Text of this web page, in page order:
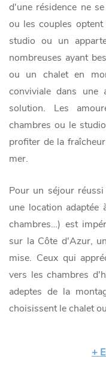
d'une résidence ne
ou les couples
studio ou un
nombreuses ayant
ou un chalet en
conviviale dans
solution. Les
chambres ou le
profiter de la
mer.
Pour un séjour
une location adaptée
chambres…) est
sur la Côte d'Azur,
mise. Ceux qui
vers les chambres
adeptes de la
choisissent le chalet
+